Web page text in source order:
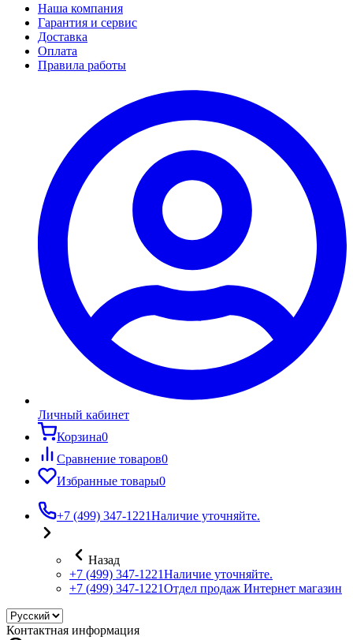
Наша компания
Гарантия и сервис
Доставка
Оплата
Правила работы
Личный кабинет
Корзина0
Сравнение товаров0
Избранные товары0
+7 (499) 347-1221Наличие уточняйте.
Назад
+7 (499) 347-1221Наличие уточняйте.
+7 (499) 347-1221Отдел продаж Интернет магазин
Контактная информация